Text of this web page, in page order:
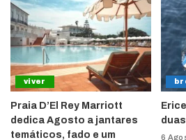
viver
Praia D’El Rey Marriott
dedica Agosto a jantares
temáticos, fado e um
6